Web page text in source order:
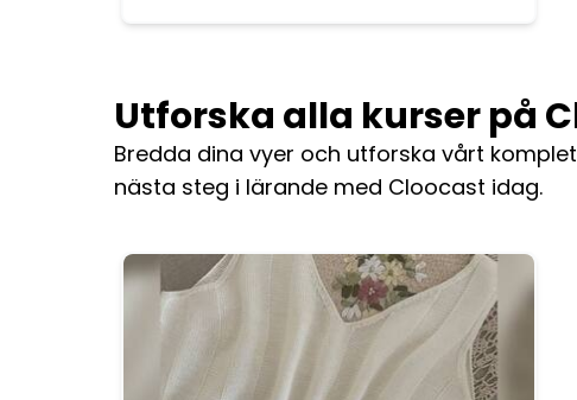
Utforska alla kurser på
Bredda dina vyer och utforska vårt
nästa steg i lärande med Cloocast idag.